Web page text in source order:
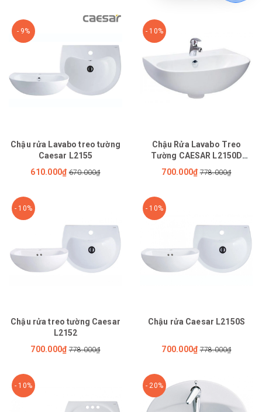
- 9%
Chậu rửa Lavabo treo tường
Caesar L2155
610.000₫ 670.000₫
- 10%
Chậu Rửa Lavabo Treo
Tường CAESAR L2150D
(Chậu 3 lỗ)
700.000₫ 778.000₫
- 10%
Chậu rửa treo tường Caesar
L2152
700.000₫ 778.000₫
- 10%
Chậu rửa Caesar L2150S
700.000₫ 778.000₫
- 10% - 20%